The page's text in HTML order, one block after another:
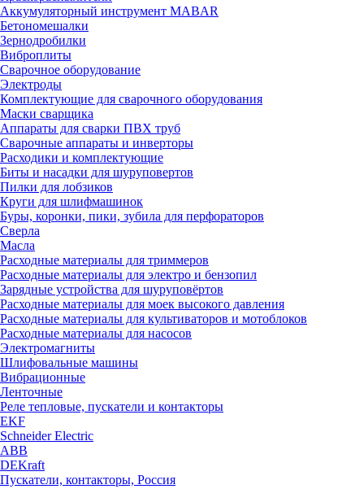
Аккумуляторный инструмент MABAR
Бетономешалки
Зернодробилки
Виброплиты
Сварочное оборудование
Электроды
Комплектующие для сварочного оборудования
Маски сварщика
Аппараты для сварки ПВХ труб
Сварочные аппараты и инверторы
Расходики и комплектующие
Биты и насадки для шуруповертов
Пилки для лобзиков
Круги для шлифмашинок
Буры, коронки, пики, зубила для перфораторов
Сверла
Масла
Расходные материалы для триммеров
Расходные материалы для электро и бензопил
Зарядные устройства для шуруповёртов
Расходные материалы для моек высокого давления
Расходные материалы для культиваторов и мотоблоков
Расходные материалы для насосов
Электромагниты
Шлифовальные машины
Вибрационные
Ленточные
Реле тепловые, пускатели и контакторы
EKF
Schneider Electric
ABB
DEKraft
Пускатели, контакторы, Россия